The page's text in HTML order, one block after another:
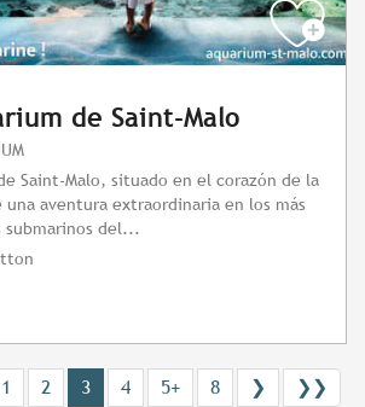
de Saint-Malo
Saint-Malo, situado en el corazón de la
aventura extraordinaria en los más
submarinos del...
1 2 3 4 5+ 8 ❯ ❯❯